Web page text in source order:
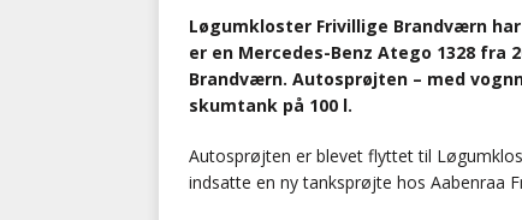
Løgumkloster Frivillige Brandværn
er en Mercedes-Benz Atego 1328 fra
Brandværn. Autosprøjten – med
skumtank på 100 l.
Autosprøjten er blevet flyttet til
indsatte en ny tanksprøjte hos Aabenraa